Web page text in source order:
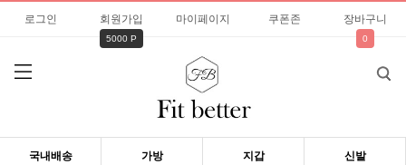
로그인 회원가입
5000 P
마이페이지 쿠폰존 장바구니
0
국내배송 가방 지갑 신발